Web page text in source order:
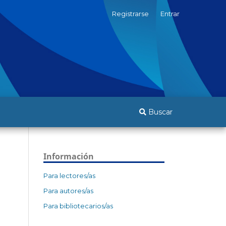
Buscar
Registrarse Entrar
Información
Para lectores/as
Para autores/as
Para bibliotecarios/as